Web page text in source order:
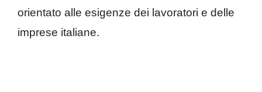
orientato alle esigenze dei lavoratori e delle
imprese italiane.